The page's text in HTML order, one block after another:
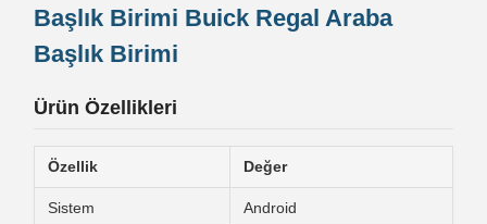
Başlık Birimi Buick Regal Araba
Başlık Birimi
Ürün Özellikleri
Özellik Değer
Sistem Android